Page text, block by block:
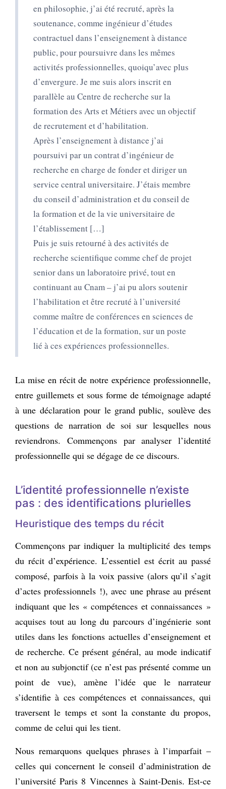
en philosophie, j’ai été recruté, après la
soutenance, comme ingénieur d’études
contractuel dans l’enseignement à distance
public, pour poursuivre dans les mêmes
activités professionnelles, quoiqu’avec plus
d’envergure. Je me suis alors inscrit en
parallèle au Centre de recherche sur la
formation des Arts et Métiers avec un objectif
de recrutement et d’habilitation.
Après l’enseignement à distance j’ai
poursuivi par un contrat d’ingénieur de
recherche en charge de fonder et diriger un
service central universitaire. J’étais membre
du conseil d’administration et du conseil de
la formation et de la vie universitaire de
l’établissement […]
Puis je suis retourné à des activités de
recherche scientifique comme chef de projet
senior dans un laboratoire privé, tout en
continuant au Cnam – j’ai pu alors soutenir
l’habilitation et être recruté à l’université
comme maître de conférences en sciences de
l’éducation et de la formation, sur un poste
lié à ces expériences professionnelles.
La mise en récit de notre expérience professionnelle,
entre guillemets et sous forme de témoignage adapté
à une déclaration pour le grand public, soulève des
questions de narration de soi sur lesquelles nous
reviendrons. Commençons par analyser l’identité
professionnelle qui se dégage de ce discours.
L’identité professionnelle n’existe
pas : des identifications plurielles
Heuristique des temps du récit
Commençons par indiquer la multiplicité des temps
du récit d’expérience. L’essentiel est écrit au passé
composé, parfois à la voix passive (alors qu’il s’agit
d’actes professionnels !), avec une phrase au présent
indiquant que les « compétences et connaissances »
acquises tout au long du parcours d’ingénierie sont
utiles dans les fonctions actuelles d’enseignement et
de recherche. Ce présent général, au mode indicatif
et non au subjonctif (ce n’est pas présenté comme un
point de vue), amène l’idée que le narrateur
s’identifie à ces compétences et connaissances, qui
traversent le temps et sont la constante du propos,
comme de celui qui les tient.
Nous remarquons quelques phrases à l’imparfait –
celles qui concernent le conseil d’administration de
l’université Paris 8 Vincennes à Saint-Denis. Est-ce